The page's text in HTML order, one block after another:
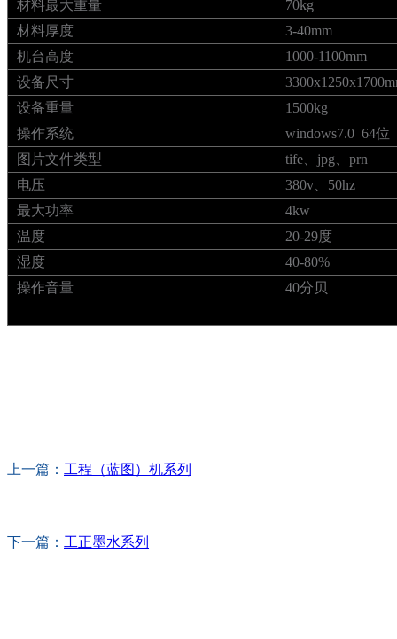
材料最大重量
70kg
材料厚度
3-40mm
机台高度
1000-1100mm
设备尺寸
设备重量
1500kg
操作系统
windows7.0 64位
图片文件类型
tife、jpg、prn
电压
380v、50hz
最大功率
4kw
温度
20-29度
湿度
40-80%
操作音量
40分贝
上一篇： 工程（蓝图）机系列
下一篇： 工正墨水系列